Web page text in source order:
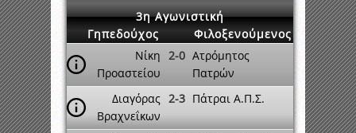
3η Αγωνιστική
Γηπεδούχος
Φιλοξενούμενος
Νίκη
Προαστείου
2-0 Ατρόμητος
Πατρών
Διαγόρας
Βραχνεΐκων
2-3 Πάτραι Α.Π.Σ.